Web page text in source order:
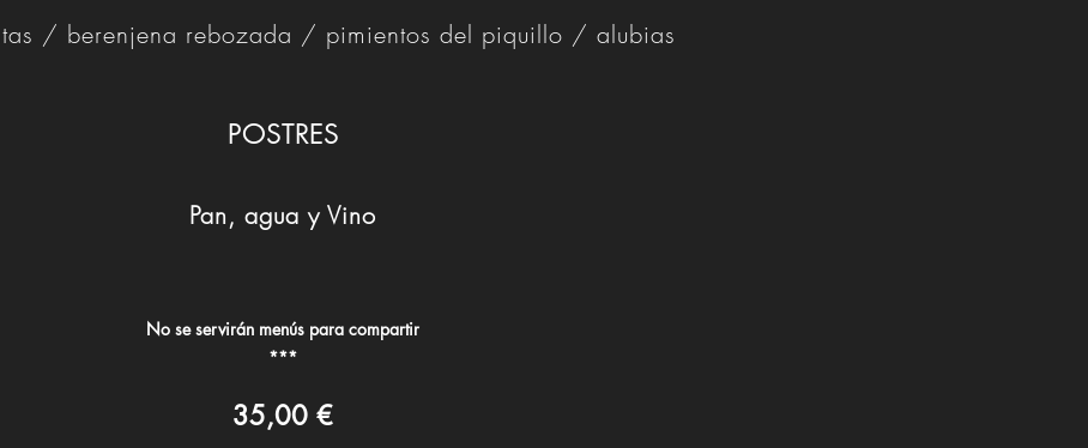
/ berenjena rebozada / pimientos del piquillo / alubias
POSTRES
Pan, agua y Vino
No se servirán menús para compartir
***
35,00 €